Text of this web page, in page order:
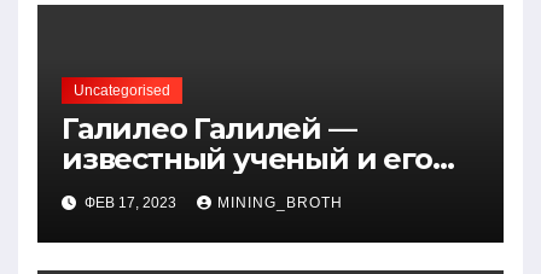
Uncategorised
Галилео Галилей —
известный ученый и его
открытия — краткая
биография, достижения и
вклад в науку
ФЕВ 17, 2023 MINING_BROTH